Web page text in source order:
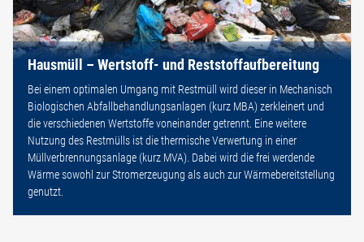
Hausmüll – Wertstoff- und Reststoffaufbereitung
Bei einem optimalen Umgang mit Restmüll wird dieser in Mechanisch
Biologischen Abfallbehandlungsanlagen (kurz MBA) zerkleinert und
die verschiedenen Wertstoffe voneinander getrennt. Eine weitere
Nutzung des Restmülls ist die thermische Verwertung in einer
Müllverbrennungsanlage (kurz MVA). Dabei wird die frei werdende
Wärme sowohl zur Stromerzeugung als auch zur Wärmebereitstellung
genutzt.